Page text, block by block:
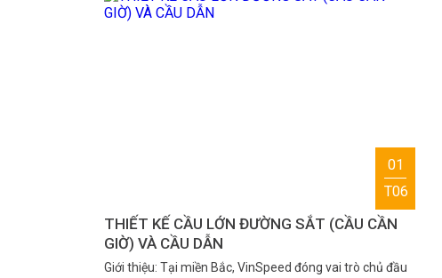
01
T06
THIẾT KẾ CẦU LỚN ĐƯỜNG SẮT (CẦU CẦN
GIỜ) VÀ CẦU DẪN
Giới thiệu: Tại miền Bắc, VinSpeed đóng vai trò chủ đầu